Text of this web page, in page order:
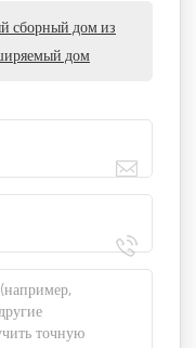
сборный дом из
дом